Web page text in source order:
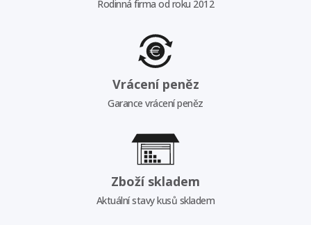
Rodinná firma od roku 2012
Vrácení peněz
Garance vrácení peněz
Zboží skladem
Aktuální stavy kusů skladem